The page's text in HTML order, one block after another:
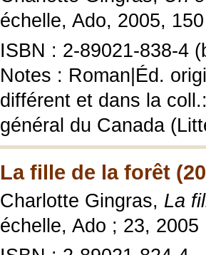
échelle, Ado, 2005,
ISBN : 2-89021-838-4
Notes : Roman|Éd.
différent et dans la
général du Canada
La fille de la forêt
Charlotte Gingras, La
échelle, Ado ; 23, 2005